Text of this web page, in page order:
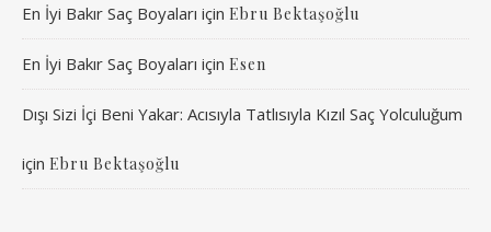
En İyi Bakır Saç Boyaları için Ebru Bektaşoğlu
En İyi Bakır Saç Boyaları için Esen
Dışı Sizi İçi Beni Yakar: Acısıyla Tatlısıyla Kızıl Saç Yolculuğum
için Ebru Bektaşoğlu